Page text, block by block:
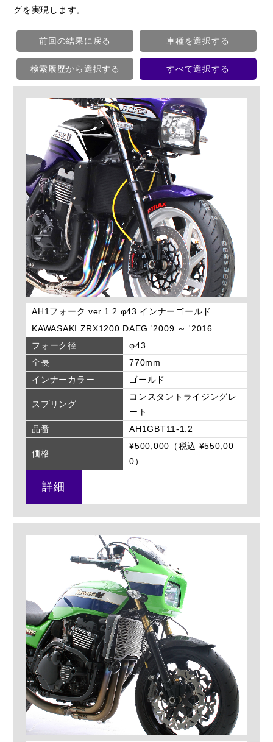
グを実現します。
前回の結果に戻る 車種を選択する
検索履歴から選択する すべて選択する
AH1フォーク ver.1.2 φ43 インナーゴールド
KAWASAKI ZRX1200 DAEG '2009 ～ '2016
フォーク径
φ43
全長
770mm
インナーカラー
ゴールド
スプリング
コンスタントライジングレ
ート
品番
AH1GBT11-1.2
価格
¥500,000（税込 ¥550,00
0）
詳細